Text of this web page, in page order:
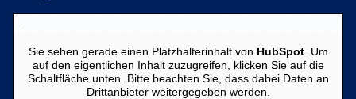
Sie sehen gerade einen Platzhalterinhalt von HubSpot. Um
auf den eigentlichen Inhalt zuzugreifen, klicken Sie auf die
Schaltfläche unten. Bitte beachten Sie, dass dabei Daten an
Drittanbieter weitergegeben werden.